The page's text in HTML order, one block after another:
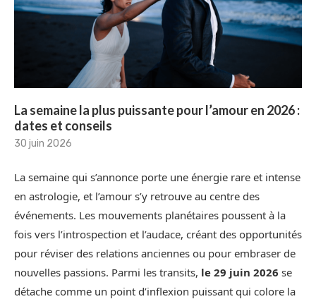
La semaine la plus puissante pour l’amour en 2026 :
dates et conseils
30 juin 2026
La semaine qui s’annonce porte une énergie rare et intense
en astrologie, et l’amour s’y retrouve au centre des
événements. Les mouvements planétaires poussent à la
fois vers l’introspection et l’audace, créant des opportunités
pour réviser des relations anciennes ou pour embraser de
nouvelles passions. Parmi les transits, le 29 juin 2026 se
détache comme un point d’inflexion puissant qui colore la